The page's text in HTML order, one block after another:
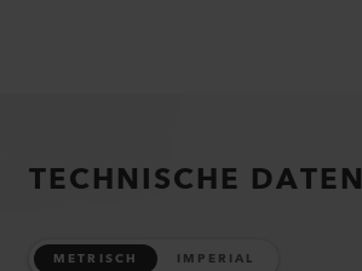
TECHNISCHE DATEN
METRISCH IMPERIAL